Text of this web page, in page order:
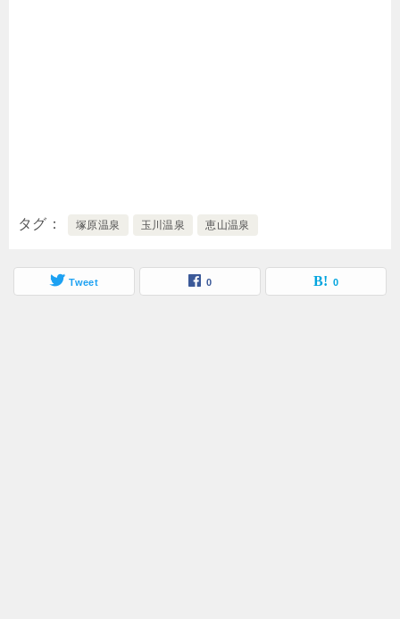
タグ 塚原温泉 玉川温泉 恵山温泉
Tweet 0 0